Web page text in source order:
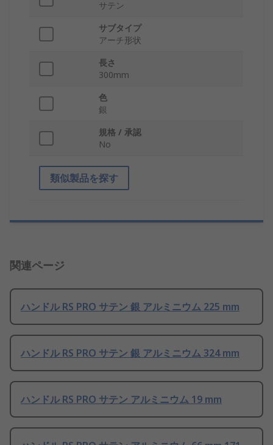
サテン
サブタイプ
アーチ形状
長さ
300mm
色
銀
規格 / 承認
No
類似製品を探す
関連ページ
ハンドル RS PRO サテン 銀 アルミニウム 225 mm
ハンドル RS PRO サテン 銀 アルミニウム 324 mm
ハンドル RS PRO サテン アルミニウム 19 mm